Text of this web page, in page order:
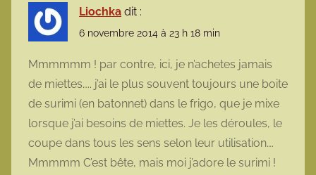
Liochka dit :
6 novembre 2014 à 23 h 18 min
Mmmmmm ! par contre, ici, je n’achetes jamais
de miettes….. j’ai le plus souvent toujours une boite
de surimi (en batonnet) dans le frigo, que je mixe
lorsque j’ai besoins de miettes. Je les déroules, le
coupe dans tous les sens selon leur utilisation….
Mmmmm C’est bête, mais moi j’adore le surimi !